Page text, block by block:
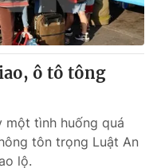
ô tô tông
một tình huống quá
tôn trọng Luật An
lộ.